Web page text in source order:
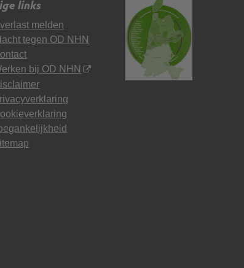
links
melden
tegen OD NHN
bij OD NHN